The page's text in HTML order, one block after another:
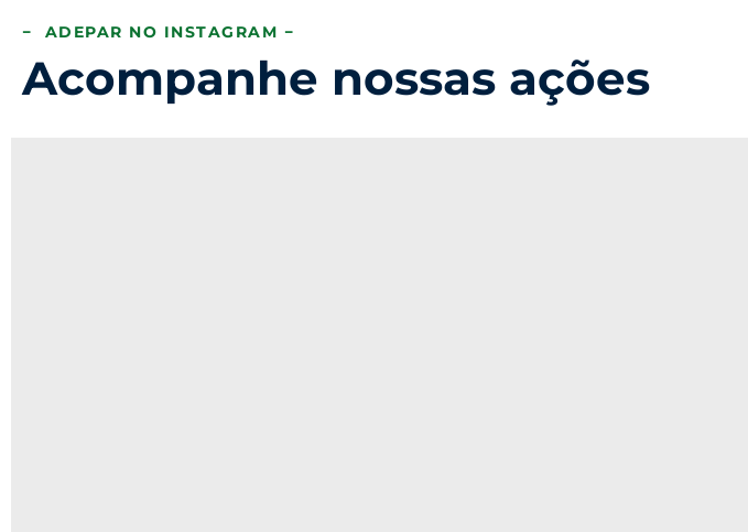
− ADEPAR NO INSTAGRAM −
Acompanhe nossas ações